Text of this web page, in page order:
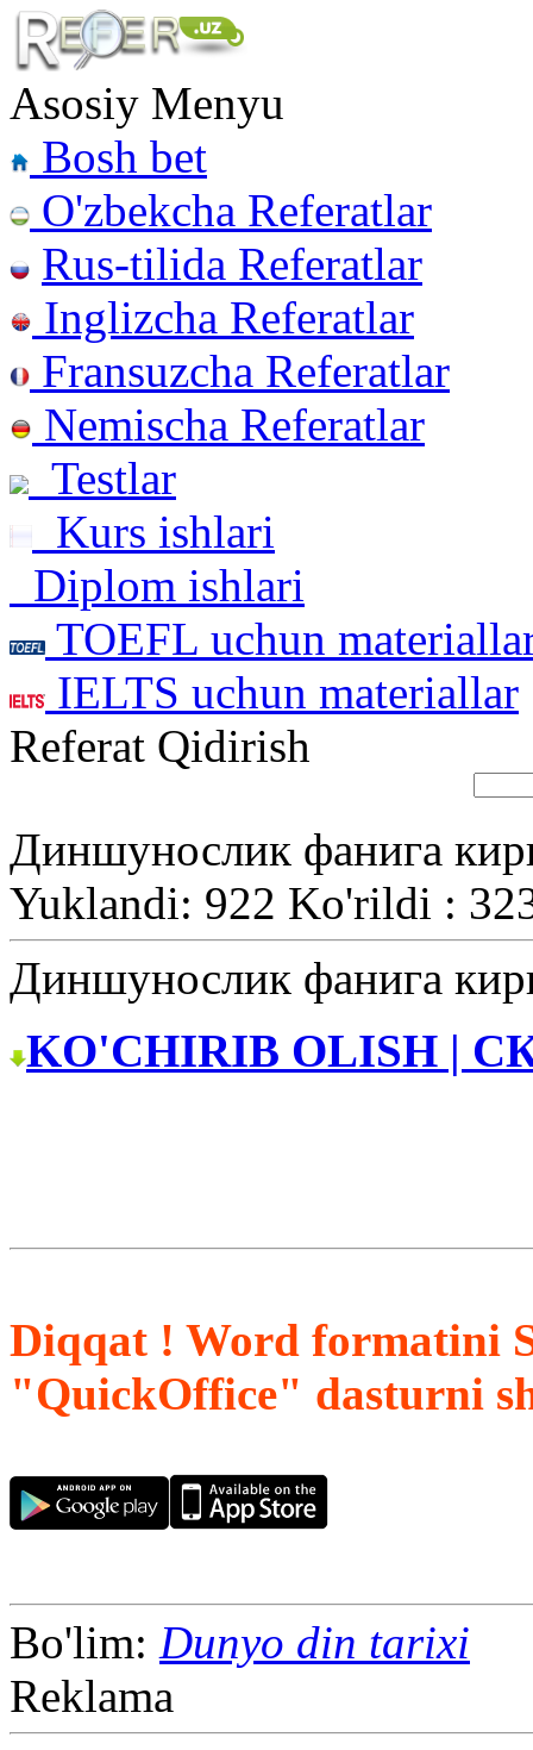
Asosiy Menyu
Bosh bet
O'zbekcha Referatlar
Rus-tilida Referatlar
Inglizcha Referatlar
Fransuzcha Referatlar
Nemischa Referatlar
Testlar
Kurs ishlari
Diplom ishlari
TOEFL uchun
IELTS uchun materiallar
Referat Qidirish
Диншунослик фанига
Yuklandi: 922 Ko'rildi :
Диншунослик фанига
KO'CHIRIB OLISH |
Diqqat ! Word formatini
"QuickOffice" dasturni
Bo'lim: Dunyo din tarixi
Reklama